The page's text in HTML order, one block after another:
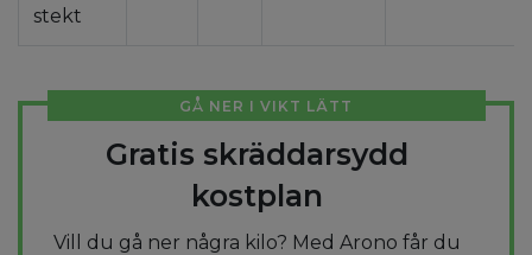
stekt
GÅ NER I VIKT LÄTT
Gratis skräddarsydd
kostplan
Vill du gå ner några kilo? Med Arono får du